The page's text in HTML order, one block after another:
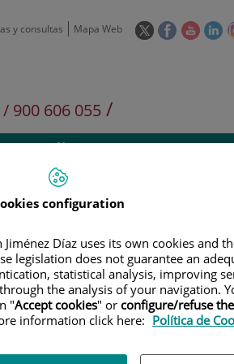
y consultas Mapa Web
Este
ventana
nueva.
Este
ventana
nueva.
Este
nueva.
900 606 055/
05 16
y
Nuestro
al usuario900 301 013
configuration
Díaz uses its own cookies and
legislation does not guarantee an
statistical analysis, improving
the analysis of your navigation.
"Accept cookies" or configure/refuse
information click here: Política de